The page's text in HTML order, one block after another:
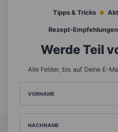
Tipps & Tricks
Rezept-Empfehlungen
Werde Teil
Alle Felder, bis auf Deine E-
VORNAME
NACHNAME